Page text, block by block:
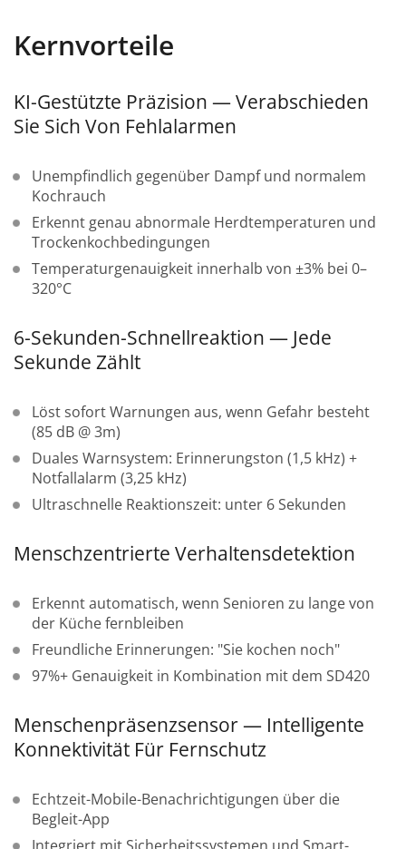
Kernvorteile
KI-Gestützte Präzision — Verabschieden
Sie Sich Von Fehlalarmen
Unempfindlich gegenüber Dampf und normalem
Kochrauch
Erkennt genau abnormale Herdtemperaturen und
Trockenkochbedingungen
Temperaturgenauigkeit innerhalb von ±3% bei 0–
320°C
6-Sekunden-Schnellreaktion — Jede
Sekunde Zählt
Löst sofort Warnungen aus, wenn Gefahr besteht
(85 dB @ 3m)
Duales Warnsystem: Erinnerungston (1,5 kHz) +
Notfallalarm (3,25 kHz)
Ultraschnelle Reaktionszeit: unter 6 Sekunden
Menschzentrierte Verhaltensdetektion
Erkennt automatisch, wenn Senioren zu lange von
der Küche fernbleiben
Freundliche Erinnerungen: "Sie kochen noch"
97%+ Genauigkeit in Kombination mit dem SD420
Menschenpräsenzsensor — Intelligente
Konnektivität Für Fernschutz
Echtzeit-Mobile-Benachrichtigungen über die
Begleit-App